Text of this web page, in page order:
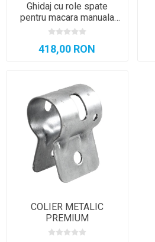
Ghidaj cu role spate
pentru macara manuala
VIALE, R8/R16
418,00 RON
COLIER METALIC
PREMIUM